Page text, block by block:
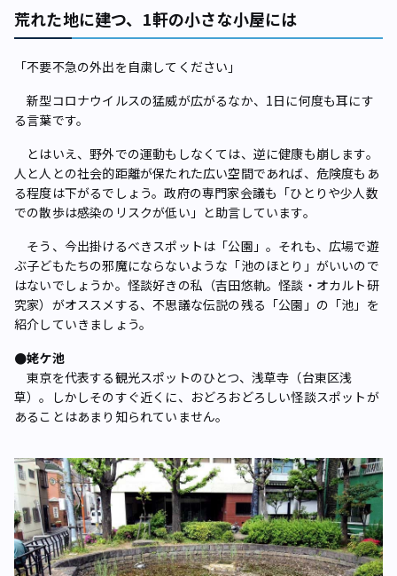
荒れた地に建つ、1軒の小さな小屋には
「不要不急の外出を自粛してください」
新型コロナウイルスの猛威が広がるなか、1日に何度も耳にす
る言葉です。
とはいえ、野外での運動もしなくては、逆に健康も崩します。
人と人との社会的距離が保たれた広い空間であれば、危険度もあ
る程度は下がるでしょう。政府の専門家会議も「ひとりや少人数
での散歩は感染のリスクが低い」と助言しています。
そう、今出掛けるべきスポットは「公園」。それも、広場で遊
ぶ子どもたちの邪魔にならないような「池のほとり」がいいので
はないでしょうか。怪談好きの私（吉田悠軌。怪談・オカルト研
究家）がオススメする、不思議な伝説の残る「公園」の「池」を
紹介していきましょう。
●姥ケ池
東京を代表する観光スポットのひとつ、浅草寺（台東区浅
草）。しかしそのすぐ近くに、おどろおどろしい怪談スポットが
あることはあまり知られていません。